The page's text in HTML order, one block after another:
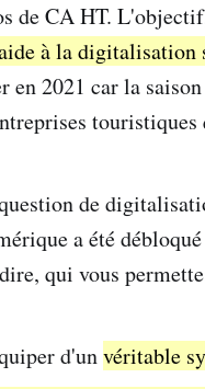
de CA HT.
à la digitalisation
en 2021 car la
de
a été
qui vous
d'unvéritable